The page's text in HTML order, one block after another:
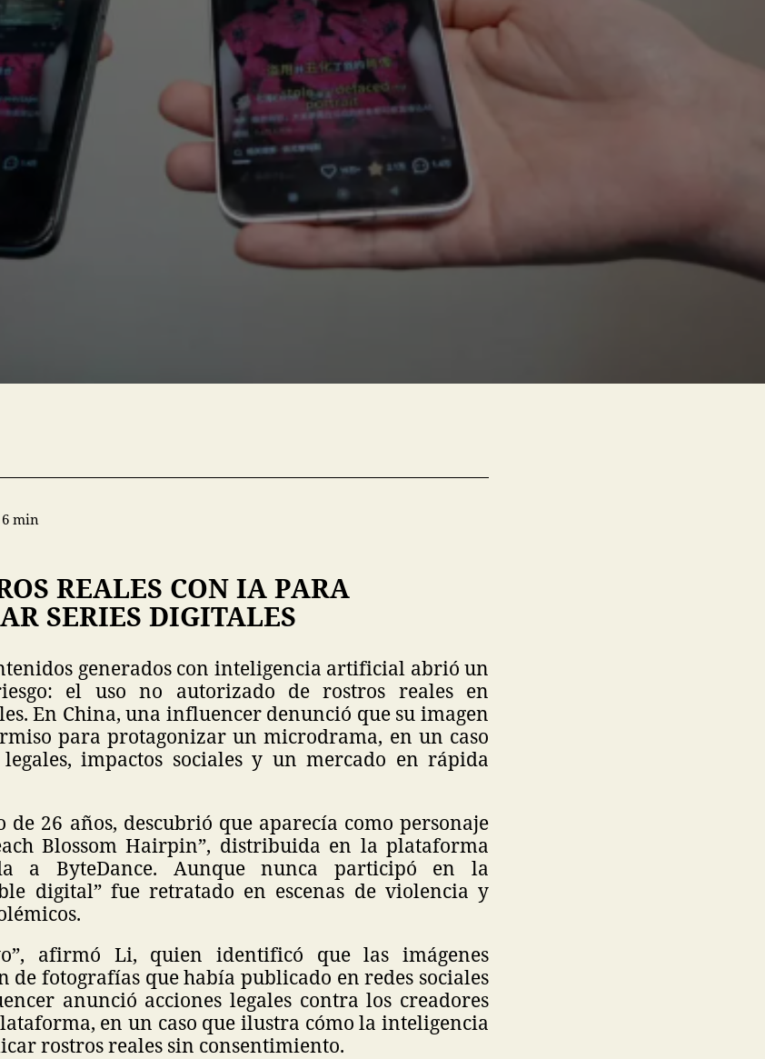
6 min
REALES CON IA PARA
SERIES DIGITALES
generados con inteligencia artificial abrió un
el uso no autorizado de rostros reales en
En China, una influencer denunció que su imagen
para protagonizar un microdrama, en un caso
impactos sociales y un mercado en rápida
26 años, descubrió que aparecía como personaje
Blossom Hairpin”, distribuida en la plataforma
a ByteDance. Aunque nunca participó en la
digital” fue retratado en escenas de violencia y
afirmó Li, quien identificó que las imágenes
fotografías que había publicado en redes sociales
anunció acciones legales contra los creadores
en un caso que ilustra cómo la inteligencia
rostros reales sin consentimiento.